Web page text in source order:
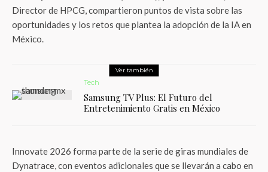
Director de HPCG, compartieron puntos de vista sobre las
oportunidades y los retos que plantea la adopción de la IA en
México.
Ver también
Tech
Samsung TV Plus: El Futuro del
Entretenimiento Gratis en México
Innovate 2026 forma parte de la serie de giras mundiales de
Dynatrace, con eventos adicionales que se llevarán a cabo en